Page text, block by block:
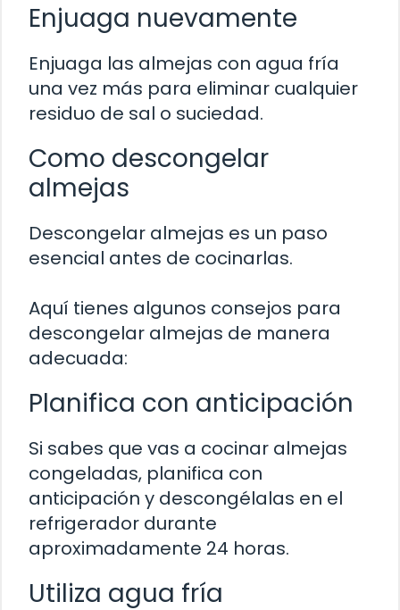
Enjuaga nuevamente
Enjuaga las almejas con agua fría
una vez más para eliminar cualquier
residuo de sal o suciedad.
Como descongelar
almejas
Descongelar almejas es un paso
esencial antes de cocinarlas.
Aquí tienes algunos consejos para
descongelar almejas de manera
adecuada:
Planifica con anticipación
Si sabes que vas a cocinar almejas
congeladas, planifica con
anticipación y descongélalas en el
refrigerador durante
aproximadamente 24 horas.
Utiliza agua fría